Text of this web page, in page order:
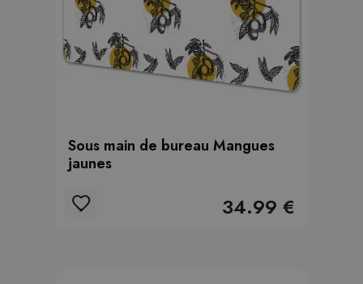
Sous main de bureau Mangues
jaunes
34.99 €